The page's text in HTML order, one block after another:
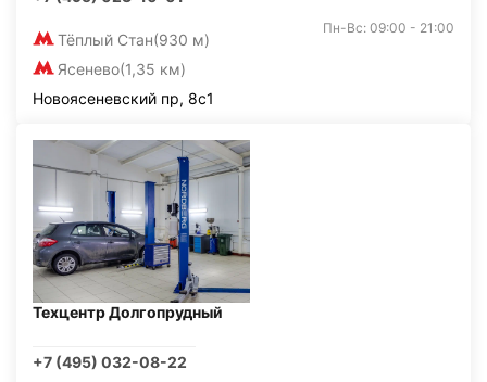
Тёплый Стан(930 м)
Ясенево(1,35 км)
Пн-Вс: 09:00 - 21:00
Новоясеневский пр, 8с1
Техцентр Долгопрудный
+7 (495) 032-08-22